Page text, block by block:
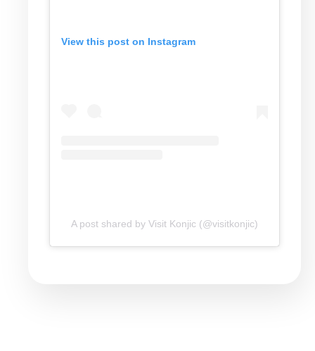
View this post on Instagram
A post shared by Visit Konjic (@visitkonjic)